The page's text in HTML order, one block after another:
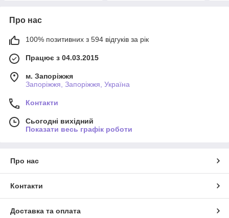
Про нас
100% позитивних з 594 відгуків за рік
Працює з 04.03.2015
м. Запоріжжя
Запоріжжя, Запоріжжя, Україна
Контакти
Сьогодні вихідний
Показати весь графік роботи
Про нас
Контакти
Доставка та оплата